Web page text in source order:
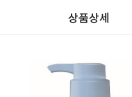
상품상세